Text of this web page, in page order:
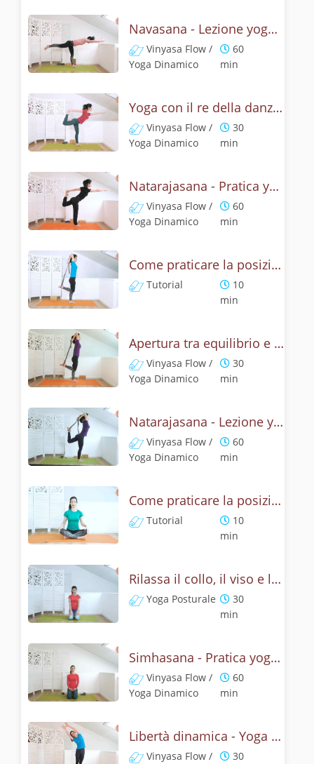
Navasana - Lezione yoga con la mitologia della posizione della barca
Vinyasa Flow /
Yoga Dinamico
60
min
Yoga con il re della danza - Natarajasana con un braccio
Vinyasa Flow /
Yoga Dinamico
30
min
Natarajasana - Pratica yoga con la tecnica della posizione di Shiva danzante
Vinyasa Flow /
Yoga Dinamico
60
min
Come praticare la posizione Signore della danza? Tutorial di Natarajasana
Tutorial
10
min
Apertura tra equilibrio e cuore - Natrajasana
Vinyasa Flow /
Yoga Dinamico
30
min
Natarajasana - Lezione yoga con la mitologia della posizione di Shiva danzante
Vinyasa Flow /
Yoga Dinamico
60
min
Come praticare la posizione del leone? Tutorial Simhasana
Tutorial
10
min
Rilassa il collo, il viso e le spalle - Yoga con la posizione del leone
Yoga Posturale
30
min
Simhasana - Pratica yoga con la tecnica della posizione del ruggito del leone
Vinyasa Flow /
Yoga Dinamico
60
min
Libertà dinamica - Yoga con il ruggito del leone
Vinyasa Flow /
30